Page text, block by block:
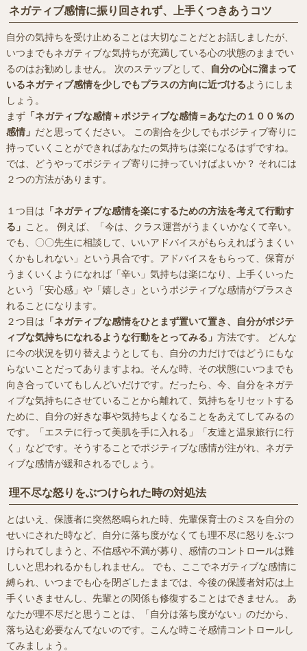
ネガティブ感情に振り回されず、上手くつきあうコツ
自分の気持ちを受け止めることは大切なことだとお話しましたが、
いつまでもネガティブな気持ちが充満している心の状態のままでい
るのはお勧めしません。 次のステップとして、
自分の心に溜まって
いるネガティブ感情を少しでもプラスの方向に近づけるようにしま
しょう。
まず「ネガティブな感情＋ポジティブな感情＝あなたの１００％の
感情」 だと思ってください。 この割合を少しでもポジティブ寄りに
持っていくことができればあなたの気持ちは楽になるはずですね。
では、どうやってポジティブ寄りに持っていけばよいか？ それには
２つの方法があります。
１つ目は 「ネガティブな感情を楽にするための方法を考えて行動す
る」 こと。 例えば、「今は、クラス運営がうまくいかなくて辛い。
でも、〇〇先生に相談して、いいアドバイスがもらえればうまくい
くかもしれない」という具合です。アドバイスをもらって、保育が
うまくいくようになれば「辛い」気持ちは楽になり、上手くいった
という「安心感」や「嬉しさ」というポジティブな感情がプラスさ
れることになります。
２つ目は 「ネガティブな感情をひとまず置いて置き、自分がポジテ
ィブな気持ちになれるような行動をとってみる」 方法です。 どんな
に今の状況を切り替えようとしても、自分の力だけではどうにもな
らないことだってありますよね。そんな時、その状態にいつまでも
向き合っていてもしんどいだけです。だったら、今、自分をネガテ
ィブな気持ちにさせていることから離れて、気持ちをリセットする
ために、自分の好きな事や気持ちよくなることをあえてしてみるの
です。「エステに行って美肌を手に入れる」「友達と温泉旅行に行
く」などです。そうすることでポジティブな感情が注がれ、ネガテ
ィブな感情が緩和されるでしょう。
理不尽な怒りをぶつけられた時の対処法
とはいえ、保護者に突然怒鳴られた時、先輩保育士のミスを自分の
せいにされた時など、自分に落ち度がなくても理不尽に怒りをぶつ
けられてしまうと、不信感や不満が募り、感情のコントロールは難
しいと思われるかもしれません。 でも、ここでネガティブな感情に
縛られ、いつまでも心を閉ざしたままでは、今後の保護者対応は上
手くいきませんし、先輩との関係も修復することはできません。 あ
なたが理不尽だと思うことは、「自分は落ち度がない」のだから、
落ち込む必要なんてないのです。こんな時こそ感情コントロールし
てみましょう。